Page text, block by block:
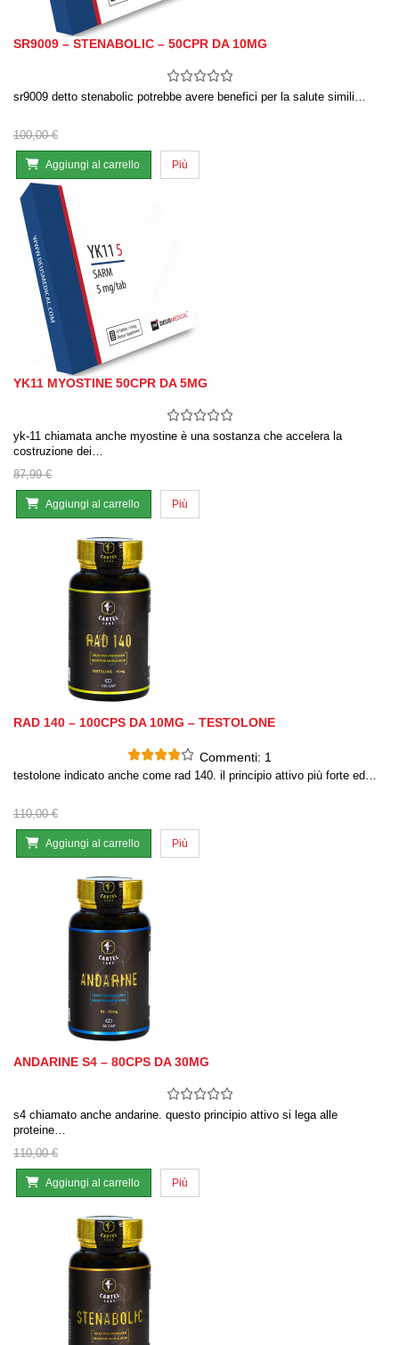
SR9009 – STENABOLIC – 50CPR DA 10MG
sr9009 detto stenabolic potrebbe avere benefici per la salute simili…
100,00 €
Aggiungi al carrello Più
YK11 MYOSTINE 50CPR DA 5MG
yk-11 chiamata anche myostine è una sostanza che accelera la
costruzione dei…
87,99 €
Aggiungi al carrello Più
RAD 140 – 100CPS DA 10MG – TESTOLONE
Commenti: 1
testolone indicato anche come rad 140. il principio attivo più forte ed…
110,00 €
Aggiungi al carrello Più
ANDARINE S4 – 80CPS DA 30MG
s4 chiamato anche andarine. questo principio attivo si lega alle
proteine…
110,00 €
Aggiungi al carrello Più